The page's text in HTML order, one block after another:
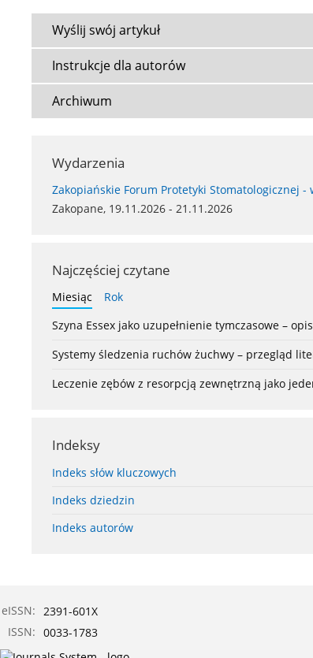
Wyślij swój artykuł
Instrukcje dla autorów
Archiwum
Wydarzenia
Zakopiańskie Forum Protetyki Stomatologicznej
Zakopane, 19.11.2026 - 21.11.2026
Najczęściej czytane
Miesiąc
Rok
Szyna Essex jako uzupełnienie tymczasowe –
Systemy śledzenia ruchów żuchwy – przegląd
Leczenie zębów z resorpcją zewnętrzną jako
Indeksy
Indeks słów kluczowych
Indeks dziedzin
Indeks autorów
eISSN: 2391-601X
ISSN: 0033-1783